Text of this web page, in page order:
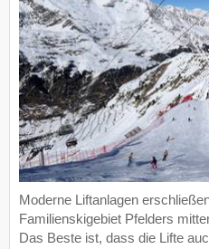
Moderne Liftanlagen
Familienskigebiet Pfelders
Das Beste ist, dass die Lifte